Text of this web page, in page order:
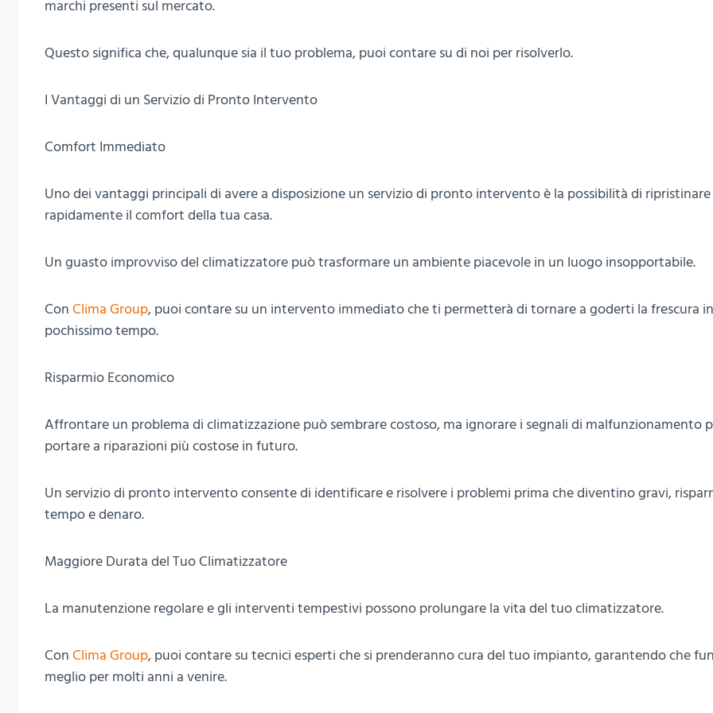
marchi presenti sul mercato.
Questo significa che, qualunque sia il tuo problema, puoi contare su di noi per risolverlo.
I Vantaggi di un Servizio di Pronto Intervento
Comfort Immediato
Uno dei vantaggi principali di avere a disposizione un servizio di pronto intervento è la possibilità di ripristinare
rapidamente il comfort della tua casa.
Un guasto improvviso del climatizzatore può trasformare un ambiente piacevole in un luogo insopportabile.
Con Clima Group, puoi contare su un intervento immediato che ti permetterà di tornare a goderti la frescura in
pochissimo tempo.
Risparmio Economico
Affrontare un problema di climatizzazione può sembrare costoso, ma ignorare i segnali di malfunzionamento
portare a riparazioni più costose in futuro.
Un servizio di pronto intervento consente di identificare e risolvere i problemi prima che diventino gravi,
tempo e denaro.
Maggiore Durata del Tuo Climatizzatore
La manutenzione regolare e gli interventi tempestivi possono prolungare la vita del tuo climatizzatore.
Con Clima Group, puoi contare su tecnici esperti che si prenderanno cura del tuo impianto, garantendo che
meglio per molti anni a venire.